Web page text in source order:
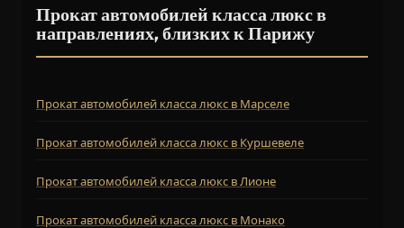
Прокат автомобилей класса люкс в
направлениях, близких к Парижу
Прокат автомобилей класса люкс в Марселе
Прокат автомобилей класса люкс в Куршевеле
Прокат автомобилей класса люкс в Лионе
Прокат автомобилей класса люкс в Монако